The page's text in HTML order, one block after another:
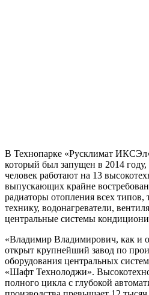
В Технопарке «Русклимат
который был запущен в 2014 году,
человек работают на 13
выпускающих крайне
радиаторы отопления всех типов,
технику, водонагреватели,
центральные системы
«Владимир Владимирович, как и
открыт крупнейший завод по
оборудования центральных
«Шафт Технолоджи».
полного цикла с глубокой